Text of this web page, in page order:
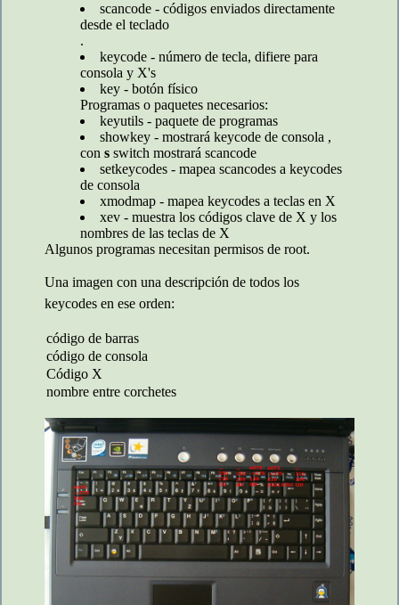
scancode - códigos enviados directamente
desde el teclado
.
keycode - número de tecla, difiere para
consola y X's
key - botón físico
Programas o paquetes necesarios:
keyutils - paquete de programas
showkey - mostrará keycode de consola ,
con s switch mostrará scancode
setkeycodes - mapea scancodes a keycodes
de consola
xmodmap - mapea keycodes a teclas en X
xev - muestra los códigos clave de X y los
nombres de las teclas de X
Algunos programas necesitan permisos de root.
Una imagen con una descripción de todos los
keycodes en ese orden:
código de barras
código de consola
Código X
nombre entre corchetes